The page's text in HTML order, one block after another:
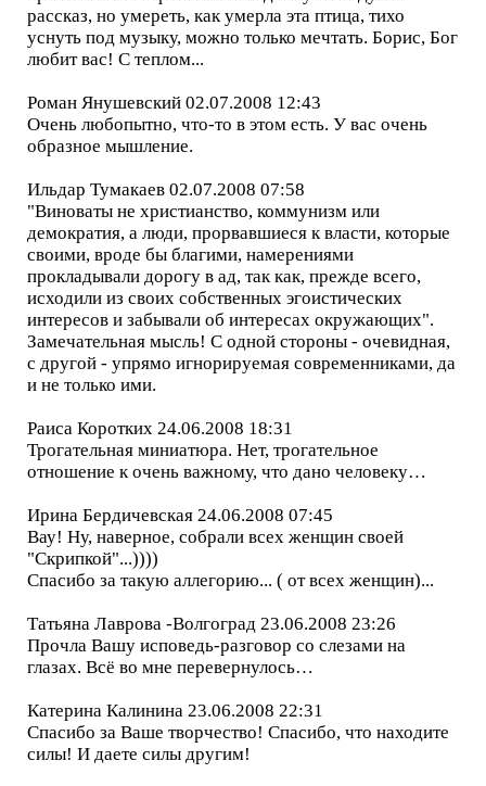
рассказ, но умереть, как умерла эта птица, тихо
уснуть под музыку, можно только мечтать. Борис, Бог
любит вас! С теплом...
Роман Янушевский 02.07.2008 12:43
Очень любопытно, что-то в этом есть. У вас очень
образное мышление.
Ильдар Тумакаев 02.07.2008 07:58
"Виноваты не христианство, коммунизм или
демократия, а люди, прорвавшиеся к власти, которые
своими, вроде бы благими, намерениями
прокладывали дорогу в ад, так как, прежде всего,
исходили из своих собственных эгоистических
интересов и забывали об интересах окружающих".
Замечательная мысль! С одной стороны - очевидная,
с другой - упрямо игнорируемая современниками, да
и не только ими.
Раиса Коротких 24.06.2008 18:31
Трогательная миниатюра. Нет, трогательное
отношение к очень важному, что дано человеку…
Ирина Бердичевская 24.06.2008 07:45
Вау! Ну, наверное, собрали всех женщин своей
"Скрипкой"...))))
Спасибо за такую аллегорию... ( от всех женщин)...
Татьяна Лаврова -Волгоград 23.06.2008 23:26
Прочла Вашу исповедь-разговор со слезами на
глазах. Всё во мне перевернулось…
Катерина Калинина 23.06.2008 22:31
Спасибо за Ваше творчество! Спасибо, что находите
силы! И даете силы другим!